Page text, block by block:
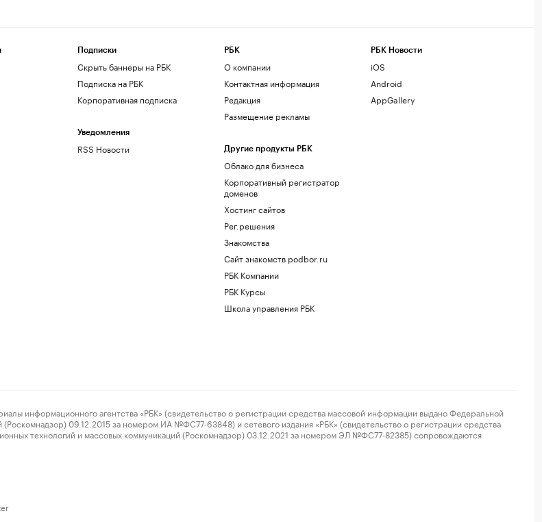
Подписки
Скрыть баннеры на РБК
Подписка на РБК
Корпоративная подписка
Уведомления
RSS Новости
РБК
О компании
Контактная информация
Редакция
Размещение рекламы
Другие продукты РБК
Облако для бизнеса
Корпоративный регистратор
доменов
Хостинг сайтов
Рег.решения
Знакомства
Сайт знакомств podbor.ru
РБК Компании
РБК Курсы
Школа управления РБК
РБК Новости
iOS
Android
AppGallery
агентства «РБК» (свидетельство о регистрации средства массовой информации выдано Федеральной
09.12.2015 за номером ИА №ФС77-63848) и сетевого издания «РБК» (свидетельство о регистрации средства
технологий и массовых коммуникаций (Роскомнадзор) 03.12.2021 за номером ЭЛ №ФС77-82385) сопровождаются